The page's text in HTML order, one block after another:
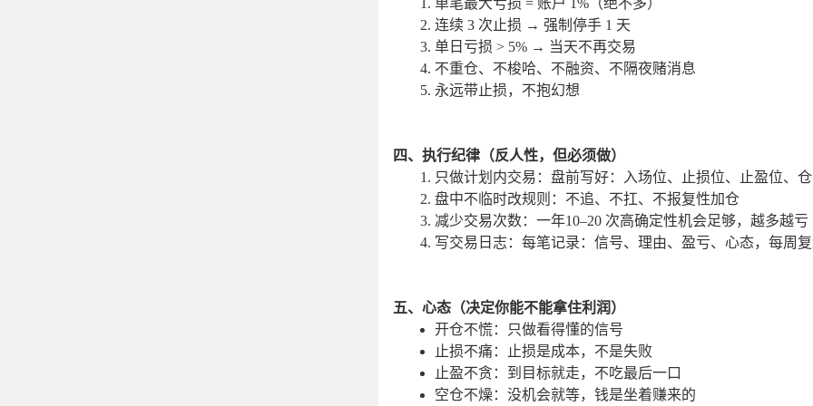
单笔最大亏损 = 账户 1% （绝不多）
连续 3 次止损 → 强制停手 1 天
单日亏损 > 5% → 当天不再交易
不重仓、不梭哈、不融资、不隔夜赌消息
永远带止损，不抱幻想
四、执行纪律（反人性，但必须做）
只做计划内交易 ：盘前写好：入场位、止损位、止盈位、
盘中不临时改规则 ：不追、不扛、不报复性加仓
减少交易次数：一年10–20 次高确定性机会足够，越多越亏
写交易日志：每笔记录：信号、理由、盈亏、心态，每周
五、心态（决定你能不能拿住利润）
开仓不慌：只做看得懂的信号
止损不痛：止损是成本，不是失败
止盈不贪：到目标就走，不吃最后一口
空仓不燥：没机会就等，钱是坐着赚来的